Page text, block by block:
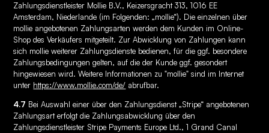
Zahlungsdienstleister Mollie B.V., Keizersgracht 313, 1016 EE
Amsterdam, Niederlande (im Folgenden: „mollie“). Die einzelnen über
mollie angebotenen Zahlungsarten werden dem Kunden im Online-
Shop des Verkäufers mitgeteilt. Zur Abwicklung von Zahlungen kann
sich mollie weiterer Zahlungsdienste bedienen, für die ggf. besondere
Zahlungsbedingungen gelten, auf die der Kunde ggf. gesondert
hingewiesen wird. Weitere Informationen zu "mollie" sind im Internet
unter https://www.mollie.com/de/ abrufbar.
4.7 Bei Auswahl einer über den Zahlungsdienst „Stripe“ angebotenen
Zahlungsart erfolgt die Zahlungsabwicklung über den
Zahlungsdienstleister Stripe Payments Europe Ltd., 1 Grand Canal